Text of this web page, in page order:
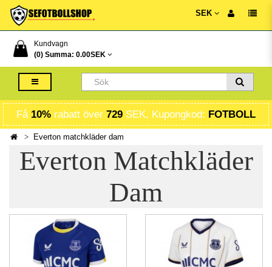
SEK
Kundvagn
(0) Summa: 0.00SEK
Få 10% rabatt över 729 SEK, Kupongkod: FOTBOLL
Everton matchkläder dam
Everton Matchkläder
Dam